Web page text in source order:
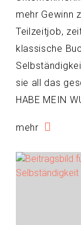
mehr Gewinn
Teilzeitjob,
klassische
sie all das
HABE MEIN
mehr